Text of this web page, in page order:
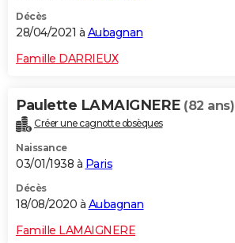
Décès
28/04/2021 à Aubagnan
Famille DARRIEUX
Paulette LAMAIGNERE (82 ans)
Créer une cagnotte obsèques
Naissance
03/01/1938 à Paris
Décès
18/08/2020 à Aubagnan
Famille LAMAIGNERE